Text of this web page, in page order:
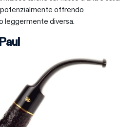
offrendo
leggermente diversa.